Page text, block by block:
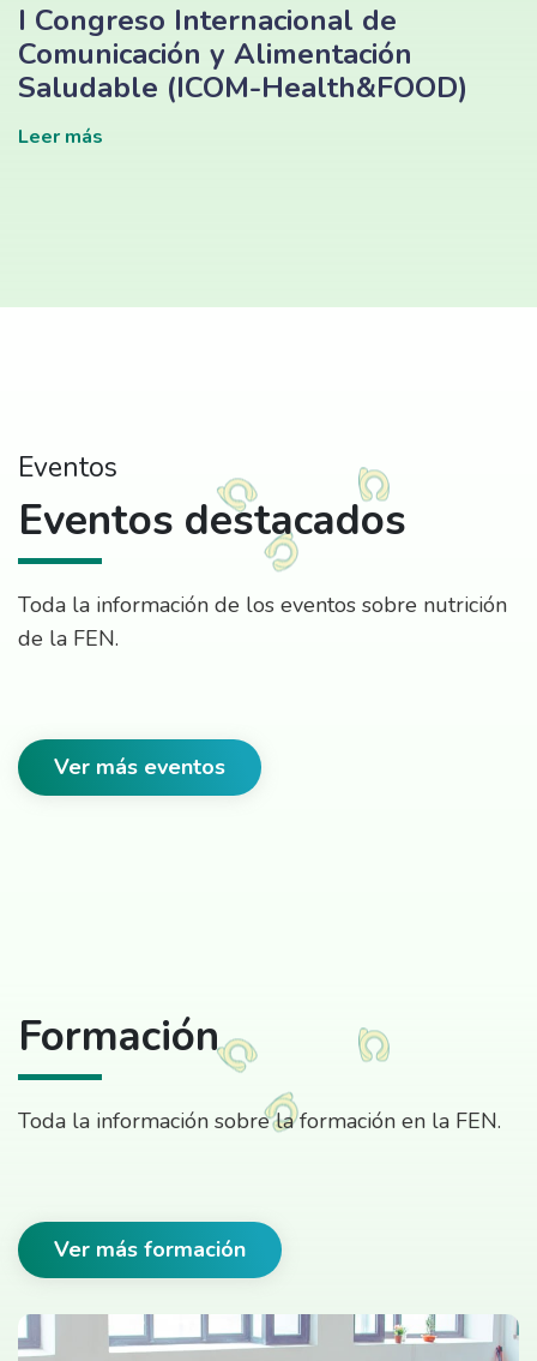
I Congreso Internacional de
Comunicación y Alimentación
Saludable (ICOM-Health&FOOD)
Leer más
Eventos
Eventos destacados
Toda la información de los eventos sobre nutrición
de la FEN.
Ver más eventos
Formación
Toda la información sobre la formación en la FEN.
Ver más formación